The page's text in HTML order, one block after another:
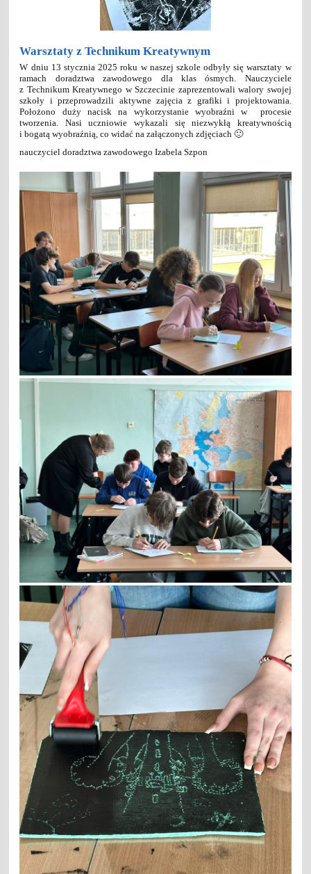
Warsztaty z Technikum Kreatywnym
W dniu 13 stycznia 2025 roku w naszej szkole odbyły się warsztaty w
ramach doradztwa zawodowego dla klas ósmych. Nauczyciele
z Technikum Kreatywnego w Szczecinie zaprezentowali walory swojej
szkoły i przeprowadzili aktywne zajęcia z grafiki i projektowania.
Położono duży nacisk na wykorzystanie wyobraźni w procesie
tworzenia. Nasi uczniowie wykazali się niezwykłą kreatywnością
i bogatą wyobraźnią, co widać na załączonych zdjęciach 🙂
nauczyciel doradztwa zawodowego Izabela Szpon